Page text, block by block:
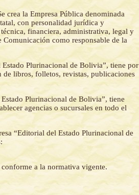
crea la Empresa Pública denominada
con personalidad jurídica y
financiera, administrativa, legal y
como responsable de la
Plurinacional de Bolivia”, tiene por
libros, folletos, revistas, publicaciones
Plurinacional de Bolivia”, tiene
agencias o sucursales en todo el
“Editorial del Estado Plurinacional de
a la normativa vigente.